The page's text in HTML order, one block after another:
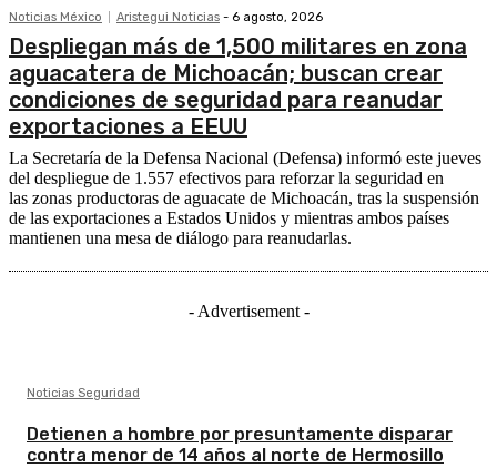
Noticias México Aristegui Noticias - 6 agosto, 2026
Despliegan más de 1,500 militares en zona
aguacatera de Michoacán; buscan crear
condiciones de seguridad para reanudar
exportaciones a EEUU
La Secretaría de la Defensa Nacional (Defensa) informó este jueves
del despliegue de 1.557 efectivos para reforzar la seguridad en
las zonas productoras de aguacate de Michoacán, tras la suspensión
de las exportaciones a Estados Unidos y mientras ambos países
mantienen una mesa de diálogo para reanudarlas.
- Advertisement -
Noticias Seguridad
Detienen a hombre por presuntamente disparar
contra menor de 14 años al norte de Hermosillo